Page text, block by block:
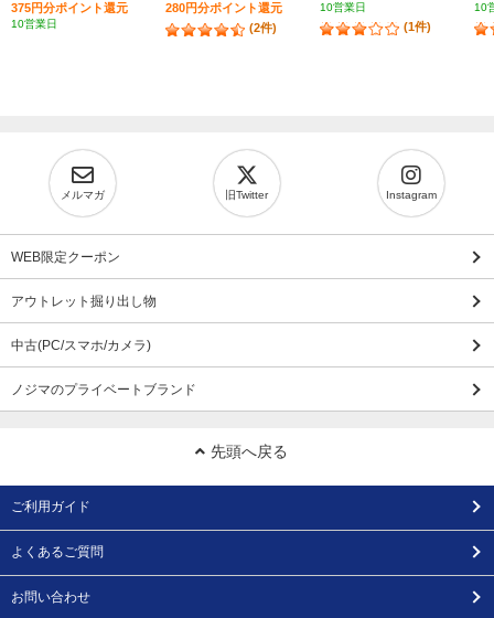
375円分ポイント還元
10営業日
280円分ポイント還元
(2件)
10営業日
(1件)
10
メルマガ 旧Twitter Instagram
WEB限定クーポン
アウトレット掘り出し物
中古(PC/スマホ/カメラ)
ノジマのプライベートブランド
先頭へ戻る
ご利用ガイド
よくあるご質問
お問い合わせ